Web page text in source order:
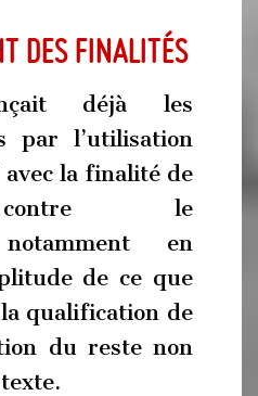
des finalités
déjà les
par l’utilisation
la finalité de
le
en
de ce que
qualification de
du reste non